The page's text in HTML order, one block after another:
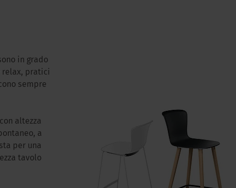
in grado
relax, pratici
sempre
altezza
a
per una
tavolo